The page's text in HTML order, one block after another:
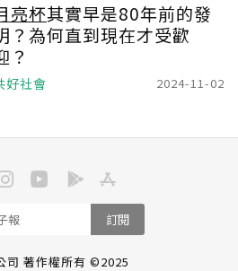
亮杯其實早是80年前的發
？為何直到現在才受歡
？
好社會 2024-11-02
訂閱
司 著作權所有 ©2025